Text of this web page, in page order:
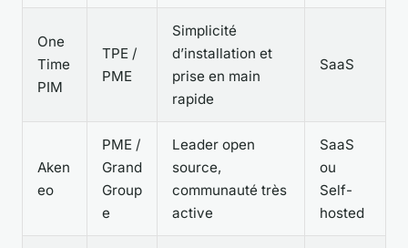
One
Time
PIM
TPE /
PME
Simplicité
d’installation et
prise en main
rapide
SaaS
Aken
eo
PME /
Grand
Group
e
Leader open
source,
communauté très
active
SaaS
ou
Self-
hosted